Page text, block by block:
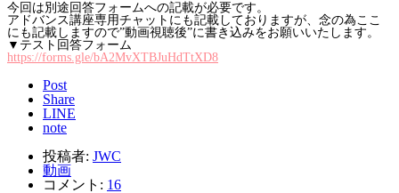
今回は別途回答フォームへの記載が必要です。
アドバンス講座専用チャットにも記載しておりますが、念の為ここ
にも記載しますので”動画視聴後”に書き込みをお願いいたします。
▼テスト回答フォーム
https://forms.gle/bA2MvXTBJuHdTtXD8
Post
Share
LINE
note
投稿者: JWC
動画
コメント: 16